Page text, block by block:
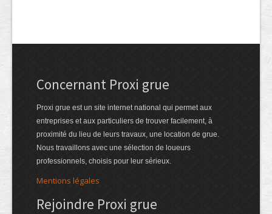
Concernant Proxi grue
Proxi grue est un site internet national qui permet aux
entreprises et aux particuliers de trouver facilement, à
proximité du lieu de leurs travaux, une location de grue.
Nous travaillons avec une sélection de loueurs
professionnels, choisis pour leur sérieux.
Mentions légales
Rejoindre Proxi grue